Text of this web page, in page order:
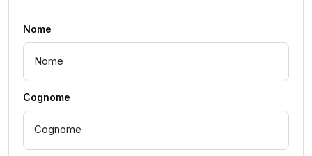
Nome
Cognome